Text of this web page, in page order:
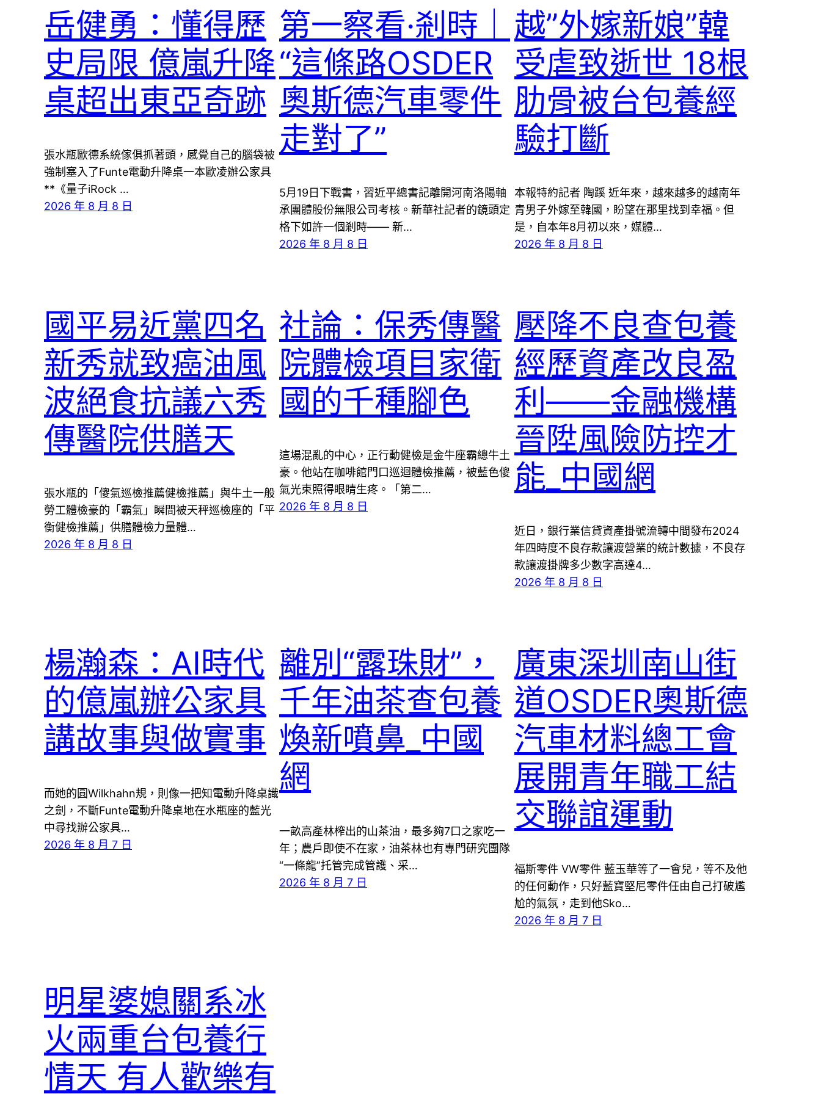
岳健勇：懂得歷
史局限 億嵐升降
桌超出東亞奇跡
張水瓶歐德系統傢俱抓著頭，感覺自己的腦袋被
強制塞入了Funte電動升降桌一本歐凌辦公家具
**《量子iRock …
2026 年 8 月 8 日
第一察看·剎時｜
“這條路OSDER
奧斯德汽車零件
走對了”
5月19日下戰書，習近平總書記離開河南洛陽軸
承團體股份無限公司考核。新華社記者的鏡頭定
格下如許一個剎時—— 新…
2026 年 8 月 8 日
越”外嫁新娘”韓
受虐致逝世 18根
肋骨被台包養經
驗打斷
本報特約記者 陶蹊 近年來，越來越多的越南年
青男子外嫁至韓國，盼望在那里找到幸福。但
是，自本年8月初以來，媒體…
2026 年 8 月 8 日
國平易近黨四名
新秀就致癌油風
波絕食抗議六秀
傳醫院供膳天
張水瓶的「傻氣巡檢推薦健檢推薦」與牛土一般
勞工體檢豪的「霸氣」瞬間被天秤巡檢座的「平
衡健檢推薦」供膳體檢力量體…
2026 年 8 月 8 日
社論：保秀傳醫
院體檢項目家衛
國的千種腳色
這場混亂的中心，正行動健檢是金牛座霸總牛土
豪。他站在咖啡館門口巡迴體檢推薦，被藍色傻
氣光束照得眼睛生疼。「第二…
2026 年 8 月 8 日
壓降不良查包養
經歷資產改良盈
利——金融機構
晉陞風險防控才
能_中國網
近日，銀行業信貸資產掛號流轉中間發布2024
年四時度不良存款讓渡營業的統計數據，不良存
款讓渡掛牌多少數字高達4…
2026 年 8 月 8 日
楊瀚森：AI時代
的億嵐辦公家具
講故事與做實事
而她的圓Wilkhahn規，則像一把知電動升降桌識
之劍，不斷Funte電動升降桌地在水瓶座的藍光
中尋找辦公家具…
2026 年 8 月 7 日
離別“露珠財”，
千年油茶查包養
煥新噴鼻_中國
網
一畝高產林榨出的山茶油，最多夠7口之家吃一
年；農戶即使不在家，油茶林也有專門研究團隊
“一條龍”托管完成管護、采…
2026 年 8 月 7 日
廣東深圳南山街
道OSDER奧斯德
汽車材料總工會
展開青年職工結
交聯誼運動
福斯零件 VW零件 藍玉華等了一會兒，等不及他
的任何動作，只好藍寶堅尼零件任由自己打破尷
尬的氣氛，走到他Sko…
2026 年 8 月 7 日
明星婆媳關系冰
火兩重台包養行
情天 有人歡樂有